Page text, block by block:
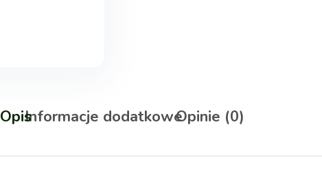
OpisInformacje dodatkoweOpinie (0)